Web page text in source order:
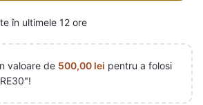
în ultimele 12 ore
valoare de 500,00 lei pentru a folosi